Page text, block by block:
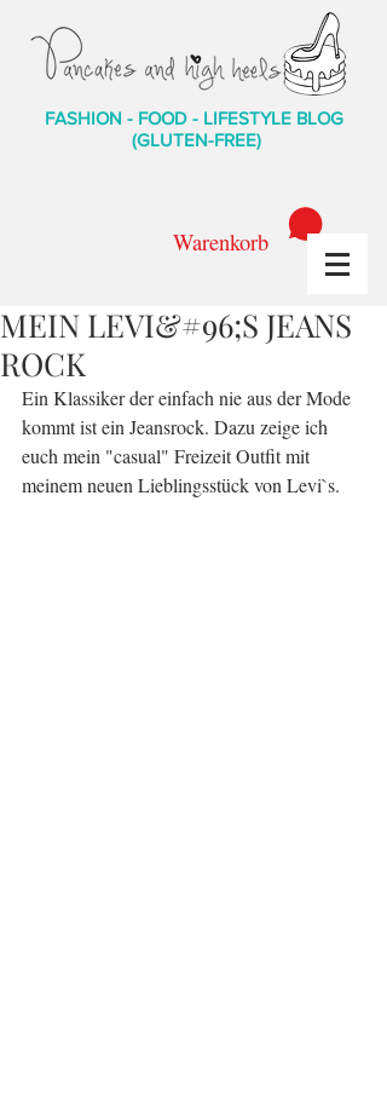
FASHION - FOOD - LIFESTYLE BLOG
(GLUTEN-FREE)
Warenkorb
MEIN LEVI&#96;S JEANS
ROCK
Ein Klassiker der einfach nie aus der Mode
kommt ist ein Jeansrock. Dazu zeige ich
euch mein "casual" Freizeit Outfit mit
meinem neuen Lieblingsstück von Levi`s.